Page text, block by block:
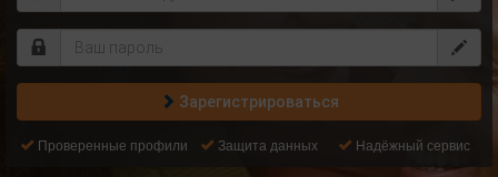
Зарегистрироваться
Проверенные профили Защита данных Надёжный сервис